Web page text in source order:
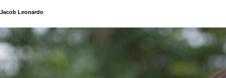
Jacob Leonardo